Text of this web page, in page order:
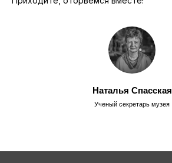
Наталья Спасская
Ученый секретарь музея